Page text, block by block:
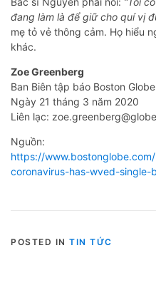
đang làm là để giữ cho quí vị
mẹ tỏ vẻ thông cảm. Họ hiểu
khác.
Zoe Greenberg
Ban Biên tập báo Boston Globe
Ngày 21 tháng 3 năm 2020
Liên lạc:
Nguồn:
https://
coronavirus-has-wved-single-
POSTED IN TIN TỨC